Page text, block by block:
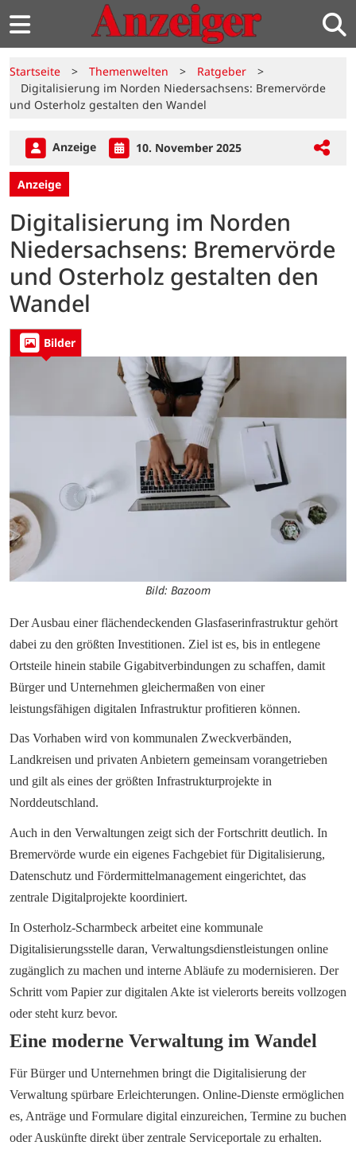
Startseite > Themenwelten > Ratgeber
>
Digitalisierung im Norden Niedersachsens: Bremervörde
und Osterholz gestalten den Wandel
Anzeige 10. November 2025
Anzeige
Digitalisierung im Norden
Niedersachsens: Bremervörde
und Osterholz gestalten den
Wandel
Bilder
Bild: Bazoom
Der Ausbau einer flächendeckenden Glasfaserinfrastruktur gehört
dabei zu den größten Investitionen. Ziel ist es, bis in entlegene
Ortsteile hinein stabile Gigabitverbindungen zu schaffen, damit
Bürger und Unternehmen gleichermaßen von einer
leistungsfähigen digitalen Infrastruktur profitieren können.
Das Vorhaben wird von kommunalen Zweckverbänden,
Landkreisen und privaten Anbietern gemeinsam vorangetrieben
und gilt als eines der größten Infrastrukturprojekte in
Norddeutschland.
Auch in den Verwaltungen zeigt sich der Fortschritt deutlich. In
Bremervörde wurde ein eigenes Fachgebiet für Digitalisierung,
Datenschutz und Fördermittelmanagement eingerichtet, das
zentrale Digitalprojekte koordiniert.
In Osterholz-Scharmbeck arbeitet eine kommunale
Digitalisierungsstelle daran, Verwaltungsdienstleistungen online
zugänglich zu machen und interne Abläufe zu modernisieren. Der
Schritt vom Papier zur digitalen Akte ist vielerorts bereits vollzogen
oder steht kurz bevor.
Eine moderne Verwaltung im Wandel
Für Bürger und Unternehmen bringt die Digitalisierung der
Verwaltung spürbare Erleichterungen. Online-Dienste ermöglichen
es, Anträge und Formulare digital einzureichen, Termine zu buchen
oder Auskünfte direkt über zentrale Serviceportale zu erhalten.